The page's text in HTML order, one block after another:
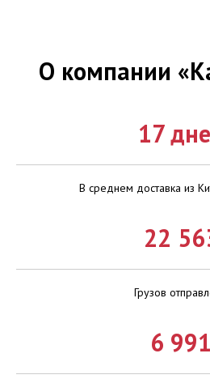
О компании «
17
В среднем доставка из
22
Грузов
6 991